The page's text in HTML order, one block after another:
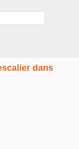
dans